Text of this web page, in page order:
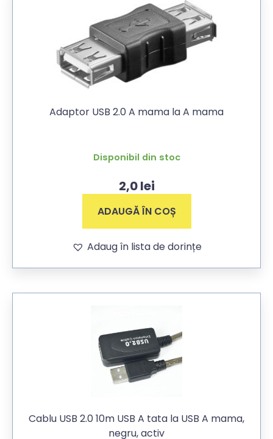
Adaptor USB 2.0 A mama la A mama
Disponibil din stoc
2,0lei
ADAUGĂ ÎN COȘ
Adaug în lista de dorințe
Cablu USB 2.0 10m USB A tata la USB A mama,
negru, activ